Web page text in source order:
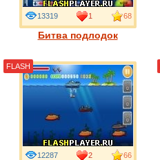
Битва подлодок
13319 1 68
12287 2 66
FLASH